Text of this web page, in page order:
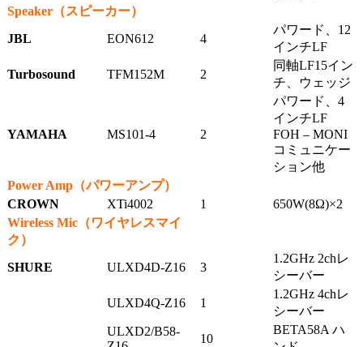
Speaker（スピーカー）
JBL
EON612 4
パワード、12
インチLF
Turbosound
TFM152M 2
同軸LF15イン
チ、ウェッジ
YAMAHA MS101-4 2
パワード、4
インチLF
FOH – MONI
コミュニケー
ション他
Power Amp（パワーアンプ）
CROWN
XTi4002 1
650W(8Ω)×2
Wireless Mic（ワイヤレスマイ
ク）
SHURE
ULXD4D-Z16 3
1.2GHz 2chレ
シーバー
ULXD4Q-Z16
1
1.2GHz 4chレ
シーバー
ULXD2/B58-
10
BETA58A ハ